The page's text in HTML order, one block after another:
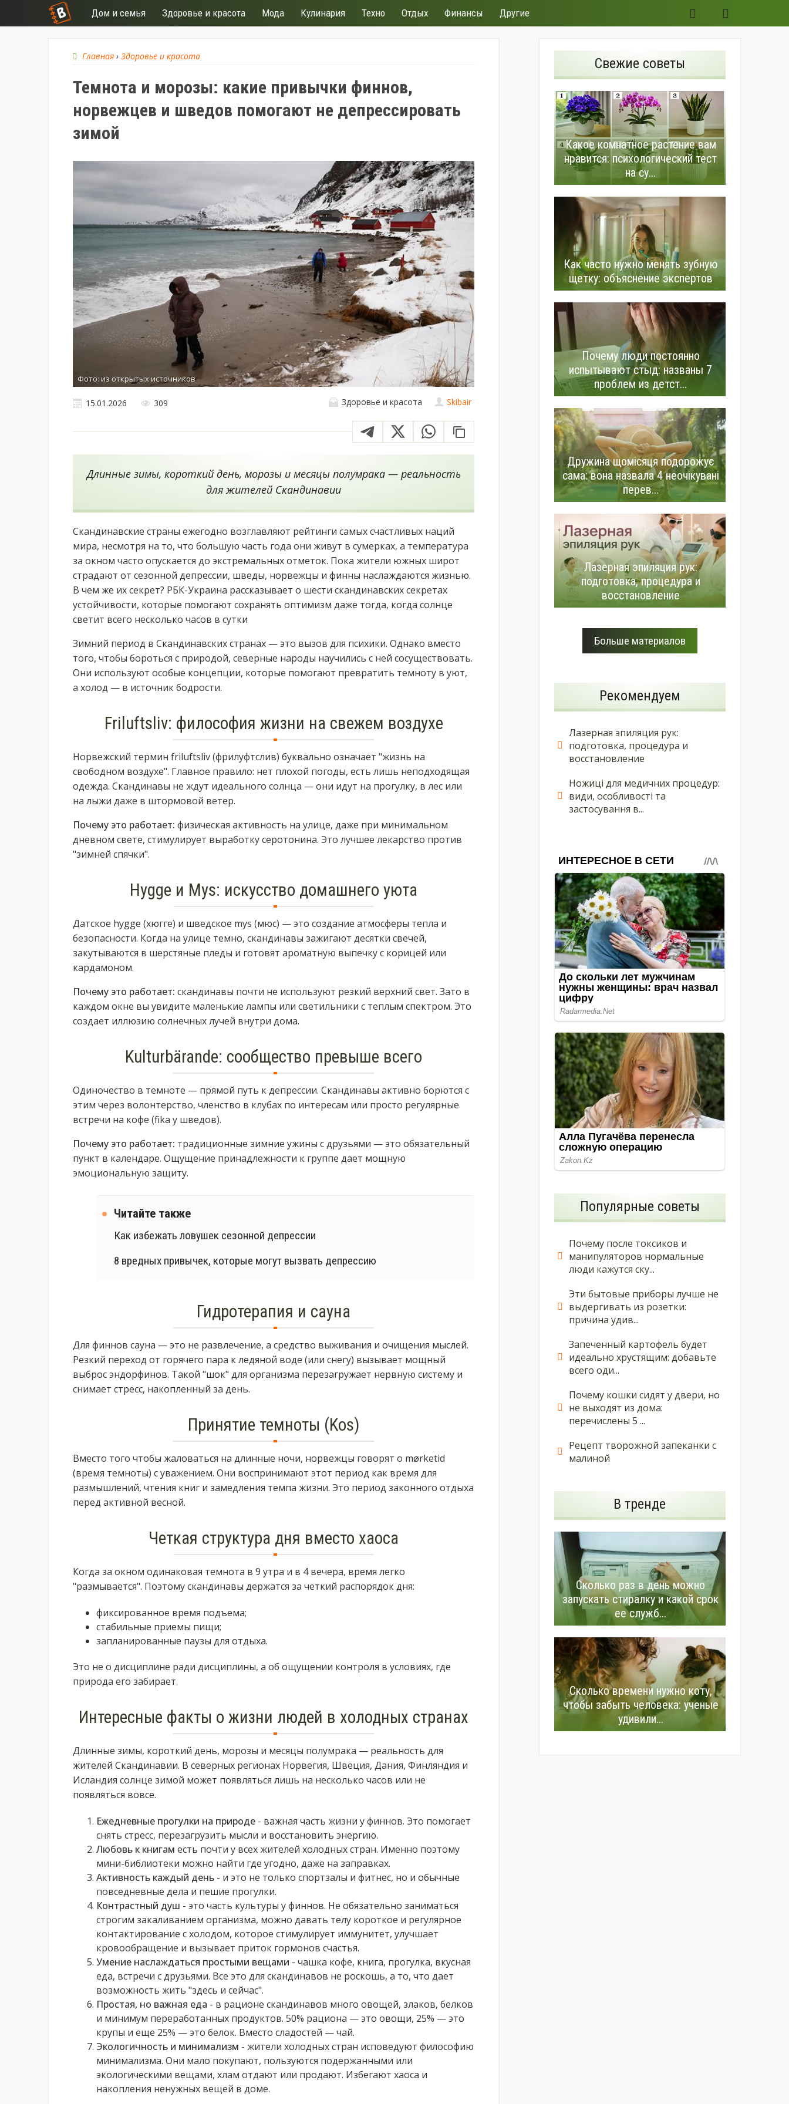
Дом и семья Здоровье и красота Мода Кулинария Техно Отдых Финансы Другие
Главная › Здоровье и красота
Темнота и морозы: какие привычки финнов,
норвежцев и шведов помогают не депрессировать
зимой
Фото: из открытых источников
Skibair
Здоровье и красота
15.01.2026 309
Длинные зимы, короткий день, морозы и месяцы полумрака — реальность
для жителей Скандинавии
Скандинавские страны ежегодно возглавляют рейтинги самых счастливых наций
мира, несмотря на то, что большую часть года они живут в сумерках, а температура
за окном часто опускается до экстремальных отметок. Пока жители южных широт
страдают от сезонной депрессии, шведы, норвежцы и финны наслаждаются жизнью.
В чем же их секрет? РБК-Украина рассказывает о шести скандинавских секретах
устойчивости, которые помогают сохранять оптимизм даже тогда, когда солнце
светит всего несколько часов в сутки
Зимний период в Скандинавских странах — это вызов для психики. Однако вместо
того, чтобы бороться с природой, северные народы научились с ней сосуществовать.
Они используют особые концепции, которые помогают превратить темноту в уют,
а холод — в источник бодрости.
Friluftsliv: философия жизни на свежем воздухе
Норвежский термин friluftsliv (фрилуфтслив) буквально означает "жизнь на
свободном воздухе". Главное правило: нет плохой погоды, есть лишь неподходящая
одежда. Скандинавы не ждут идеального солнца — они идут на прогулку, в лес или
на лыжи даже в штормовой ветер.
Почему это работает: физическая активность на улице, даже при минимальном
дневном свете, стимулирует выработку серотонина. Это лучшее лекарство против
"зимней спячки".
Hygge и Mys: искусство домашнего уюта
Датское hygge (хюгге) и шведское mys (мюс) — это создание атмосферы тепла и
безопасности. Когда на улице темно, скандинавы зажигают десятки свечей,
закутываются в шерстяные пледы и готовят ароматную выпечку с корицей или
кардамоном.
Почему это работает: скандинавы почти не используют резкий верхний свет. Зато в
каждом окне вы увидите маленькие лампы или светильники с теплым спектром. Это
создает иллюзию солнечных лучей внутри дома.
Kulturbärande: сообщество превыше всего
Одиночество в темноте — прямой путь к депрессии. Скандинавы активно борются с
этим через волонтерство, членство в клубах по интересам или просто регулярные
встречи на кофе (fika у шведов).
Почему это работает: традиционные зимние ужины с друзьями — это обязательный
пункт в календаре. Ощущение принадлежности к группе дает мощную
эмоциональную защиту.
Читайте также
Как избежать ловушек сезонной депрессии
8 вредных привычек, которые могут вызвать депрессию
Гидротерапия и сауна
Для финнов сауна — это не развлечение, а средство выживания и очищения мыслей.
Резкий переход от горячего пара к ледяной воде (или снегу) вызывает мощный
выброс эндорфинов. Такой "шок" для организма перезагружает нервную систему и
снимает стресс, накопленный за день.
Принятие темноты (Kos)
Вместо того чтобы жаловаться на длинные ночи, норвежцы говорят о mørketid
(время темноты) с уважением. Они воспринимают этот период как время для
размышлений, чтения книг и замедления темпа жизни. Это период законного отдыха
перед активной весной.
Четкая структура дня вместо хаоса
Когда за окном одинаковая темнота в 9 утра и в 4 вечера, время легко
"размывается". Поэтому скандинавы держатся за четкий распорядок дня:
фиксированное время подъема;
стабильные приемы пищи;
запланированные паузы для отдыха.
Это не о дисциплине ради дисциплины, а об ощущении контроля в условиях, где
природа его забирает.
Интересные факты о жизни людей в холодных странах
Длинные зимы, короткий день, морозы и месяцы полумрака — реальность для
жителей Скандинавии. В северных регионах Норвегия, Швеция, Дания, Финляндия и
Исландия солнце зимой может появляться лишь на несколько часов или не
появляться вовсе.
Ежедневные прогулки на природе - важная часть жизни у финнов. Это помогает
снять стресс, перезагрузить мысли и восстановить энергию.
Любовь к книгам есть почти у всех жителей холодных стран. Именно поэтому
мини-библиотеки можно найти где угодно, даже на заправках.
Активность каждый день - и это не только спортзалы и фитнес, но и обычные
повседневные дела и пешие прогулки.
Контрастный душ - это часть культуры у финнов. Не обязательно заниматься
строгим закаливанием организма, можно давать телу короткое и регулярное
контактирование с холодом, которое стимулирует иммунитет, улучшает
кровообращение и вызывает приток гормонов счастья.
Умение наслаждаться простыми вещами - чашка кофе, книга, прогулка, вкусная
еда, встречи с друзьями. Все это для скандинавов не роскошь, а то, что дает
возможность жить "здесь и сейчас".
Простая, но важная еда - в рационе скандинавов много овощей, злаков, белков
и минимум переработанных продуктов. 50% рациона — это овощи, 25% — это
крупы и еще 25% — это белок. Вместо сладостей — чай.
Экологичность и минимализм - жители холодных стран исповедуют философию
минимализма. Они мало покупают, пользуются подержанными или
экологическими вещами, хлам отдают или продают. Избегают хаоса и
накопления ненужных вещей в доме.
Свежие советы
Какое комнатное растение вам
нравится: психологический тест
на су...
Как часто нужно менять зубную
щетку: объяснение экспертов
Почему люди постоянно
испытывают стыд: названы 7
проблем из детст...
Дружина щомісяця подорожує
сама: вона назвала 4 неочікувані
перев...
Лазерная эпиляция рук:
подготовка, процедура и
восстановление
Больше материалов
Рекомендуем
Лазерная эпиляция рук:
подготовка, процедура и
восстановление
Ножиці для медичних процедур:
види, особливості та
застосування в...
Популярные советы
Почему после токсиков и
манипуляторов нормальные
люди кажутся ску...
Эти бытовые приборы лучше не
выдергивать из розетки:
причина удив...
Запеченный картофель будет
идеально хрустящим: добавьте
всего оди...
Почему кошки сидят у двери, но
не выходят из дома:
перечислены 5 ...
Рецепт творожной запеканки с
малиной
В тренде
Сколько раз в день можно
запускать стиралку и какой срок
ее служб...
Сколько времени нужно коту,
чтобы забыть человека: ученые
удивили...